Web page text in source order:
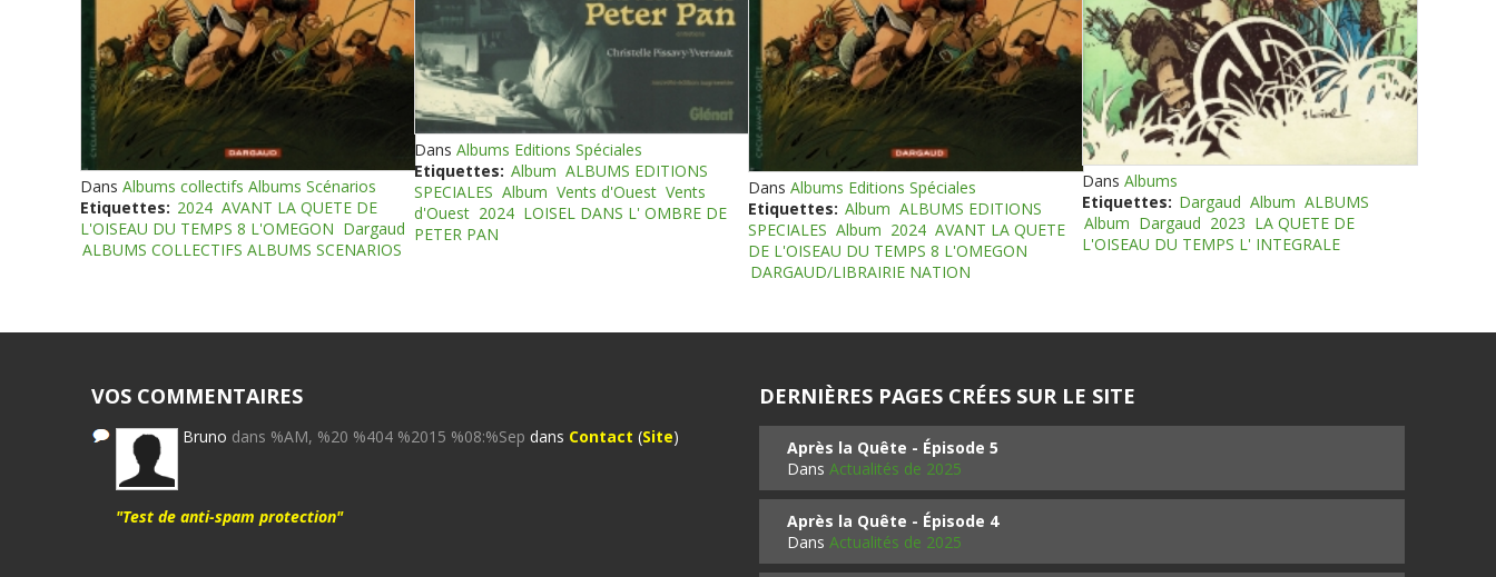
Dans Albums collectifs Albums Scénarios
Etiquettes: 2024 AVANT LA QUETE DE
L'OISEAU DU TEMPS 8 L'OMEGON Dargaud
ALBUMS COLLECTIFS ALBUMS SCENARIOS
Dans Albums Editions Spéciales
Etiquettes: Album ALBUMS EDITIONS
SPECIALES Album Vents d'Ouest Vents
d'Ouest 2024 LOISEL DANS L' OMBRE DE
PETER PAN
Dans Albums Editions Spéciales
Etiquettes: Album ALBUMS EDITIONS
SPECIALES Album 2024 AVANT LA QUETE
DE L'OISEAU DU TEMPS 8 L'OMEGON
DARGAUD/LIBRAIRIE NATION
Dans Albums
Etiquettes: Dargaud Album ALBUMS
Album Dargaud 2023 LA QUETE DE
L'OISEAU DU TEMPS L' INTEGRALE
VOS COMMENTAIRES
Bruno dans %AM, %20 %404 %2015 %08:%Sep dans Contact (Site)
"Test de anti-spam protection"
DERNIÈRES PAGES CRÉES SUR LE SITE
Après la Quête - Épisode 5
Dans Actualités de 2025
Après la Quête - Épisode 4
Dans Actualités de 2025